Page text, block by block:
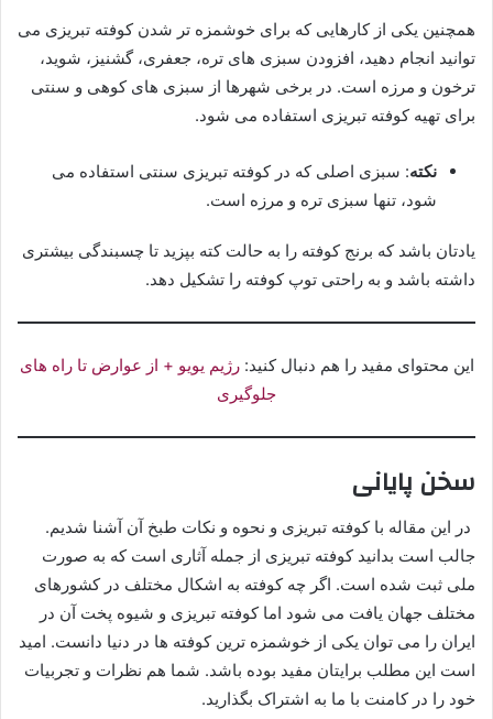
همچنین یکی از کارهایی که برای خوشمزه تر شدن کوفته تبریزی می
توانید انجام دهید، افزودن سبزی های تره، جعفری، گشنیز، شوید،
ترخون و مرزه است. در برخی شهرها از سبزی های کوهی و سنتی
برای تهیه کوفته تبریزی استفاده می شود.
نکته: سبزی اصلی که در کوفته تبریزی سنتی استفاده می
شود، تنها سبزی تره و مرزه است.
یادتان باشد که برنج کوفته را به حالت کته بپزید تا چسبندگی بیشتری
داشته باشد و به راحتی توپ کوفته را تشکیل دهد.
این محتوای مفید را هم دنبال کنید:رژیم یویو + از عوارض تا راه های
جلوگیری
سخن پایانی
در این مقاله با کوفته تبریزی و نحوه و نکات طبخ آن آشنا شدیم.
جالب است بدانید کوفته تبریزی از جمله آثاری است که به صورت
ملی ثبت شده است. اگر چه کوفته به اشکال مختلف در کشورهای
مختلف جهان یافت می شود اما کوفته تبریزی و شیوه پخت آن در
ایران را می توان یکی از خوشمزه ترین کوفته ها در دنیا دانست. امید
است این مطلب برایتان مفید بوده باشد. شما هم نظرات و تجربیات
خود را در کامنت با ما به اشتراک بگذارید.